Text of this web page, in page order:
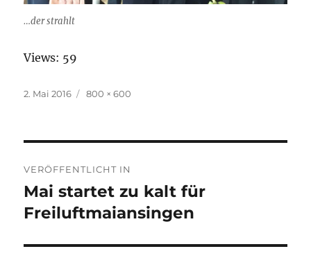
…der strahlt
Views: 59
Veröffentlicht
2. Mai 2016 Originalgröße
800 × 600
VERÖFFENTLICHT IN
Mai startet zu kalt für
Freiluftmaiansingen